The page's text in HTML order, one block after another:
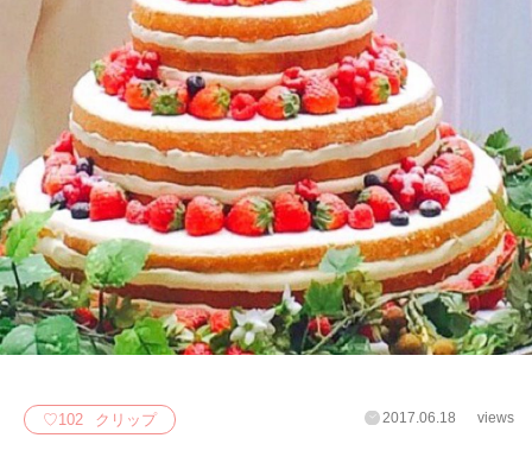
♡102 クリップ 2017.06.18 views